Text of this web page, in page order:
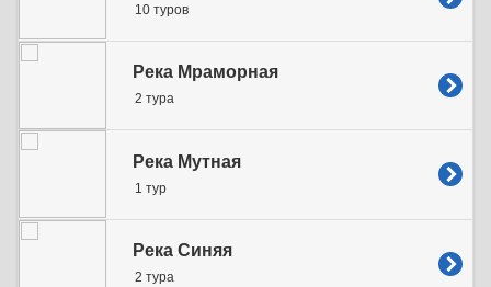
10 туров
Река Мраморная
2 тура
Река Мутная
1 тур
Река Синяя
2 тура